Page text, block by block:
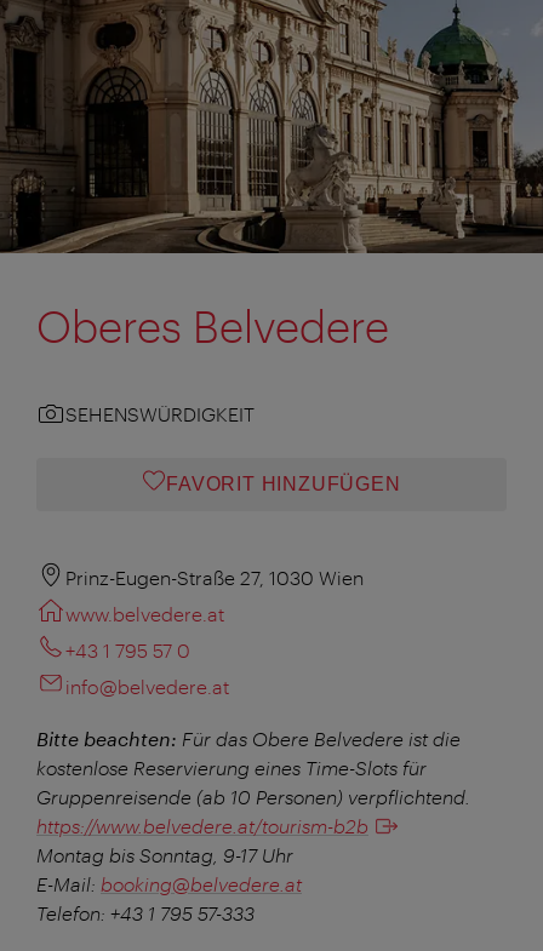
Oberes Belvedere
SEHENSWÜRDIGKEIT
FAVORIT HINZUFÜGEN
Prinz-Eugen-Straße 27, 1030 Wien
www.belvedere.at
+43 1 795 57 0
info@belvedere.at
Bitte beachten: Für das Obere Belvedere ist die
kostenlose Reservierung eines Time-Slots für
Gruppenreisende (ab 10 Personen) verpflichtend.
https://www.belvedere.at/tourism-b2b
Montag bis Sonntag, 9-17 Uhr
E-Mail: booking@belvedere.at
Telefon: +43 1 795 57-333